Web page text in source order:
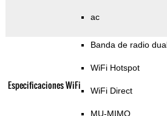
ac
Especificaciones WiFi
Banda de radio
WiFi Hotspot
WiFi Direct
MU-MIMO